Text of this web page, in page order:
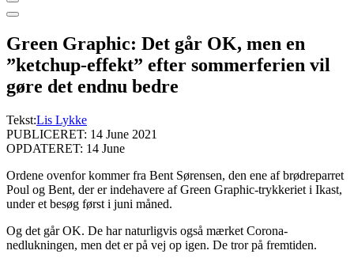
Green Graphic: Det går OK, men en
”ketchup-effekt” efter sommerferien vil
gøre det endnu bedre
Tekst:Lis Lykke
PUBLICERET: 14 June 2021
OPDATERET: 14 June
Ordene ovenfor kommer fra Bent Sørensen, den ene af brødreparret
Poul og Bent, der er indehavere af Green Graphic-trykkeriet i Ikast,
under et besøg først i juni måned.
Og det går OK. De har naturligvis også mærket Corona-
nedlukningen, men det er på vej op igen. De tror på fremtiden.